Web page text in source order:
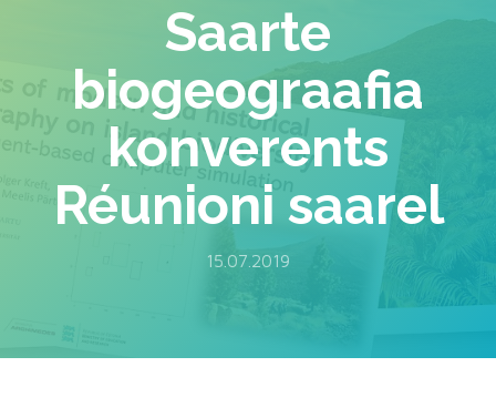
Saarte
biogeograafia
konverents
Réunioni saarel
15.07.2019